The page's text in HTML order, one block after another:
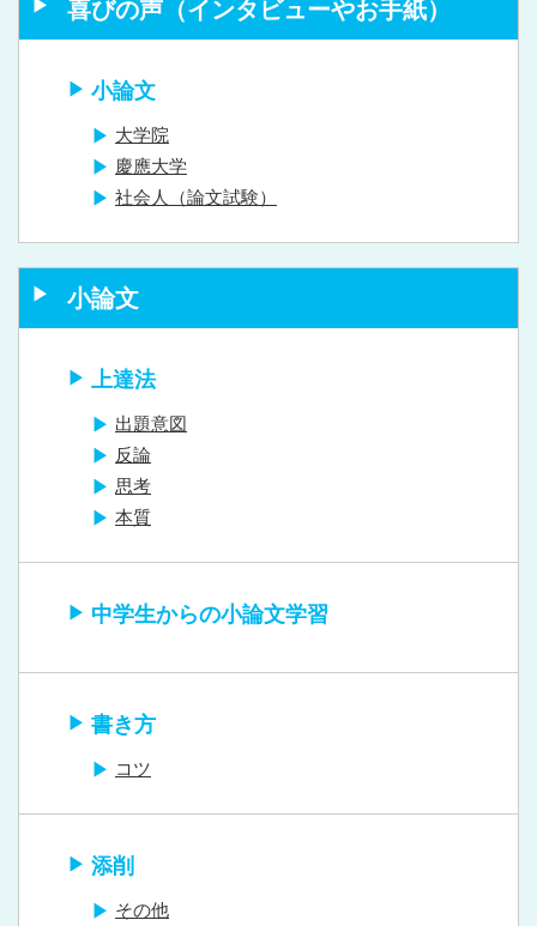
喜びの声（インタビューやお手紙）
小論文
大学院
慶應大学
社会人（論文試験）
小論文
上達法
出題意図
反論
思考
本質
中学生からの小論文学習
書き方
コツ
添削
その他